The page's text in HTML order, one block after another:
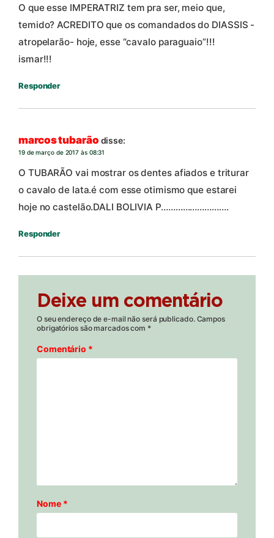
O que esse IMPERATRIZ tem pra ser, meio que,
temido? ACREDITO que os comandados do DIASSIS -
atropelarão- hoje, esse “cavalo paraguaio”!!!
ismar!!!
Responder
marcos tubarão disse:
19 de março de 2017 às 08:31
O TUBARÃO vai mostrar os dentes afiados e triturar
o cavalo de lata.é com esse otimismo que estarei
hoje no castelão.DALI BOLIVIA P……………………….
Responder
Deixe um comentário
O seu endereço de e-mail não será publicado. Campos
obrigatórios são marcados com *
Comentário *
Nome *